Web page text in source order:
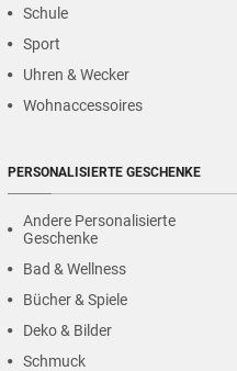
Schule
Sport
Uhren & Wecker
Wohnaccessoires
PERSONALISIERTE GESCHENKE
Andere Personalisierte
Geschenke
Bad & Wellness
Bücher & Spiele
Deko & Bilder
Schmuck